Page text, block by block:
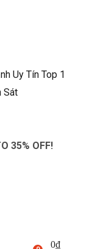
Uy Tín Top 1
Sát
35% OFF!
0₫